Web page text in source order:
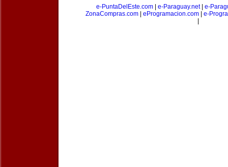
e-PuntaDelEste.com
e-Paraguay.net| e-
ZonaCompras.com
eProgramacion.com
e-